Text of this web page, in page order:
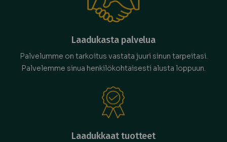
Laadukasta palvelua
Palvelumme on tarkoitus vastata juuri sinun tarpeitasi.
Palvelemme sinua henkilökohtaisesti alusta loppuun.
Laadukkaat tuotteet